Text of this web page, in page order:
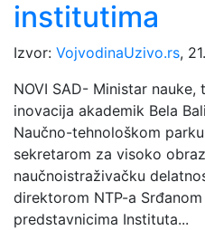
institutima
Izvor: VojvodinaUzivo.rs,
NOVI SAD- Ministar
inovacija akademik Bela
Naučno-tehnološkom
sekretarom za visoko
naučnoistraživačku
direktorom NTP-a
predstavnicima Instituta...